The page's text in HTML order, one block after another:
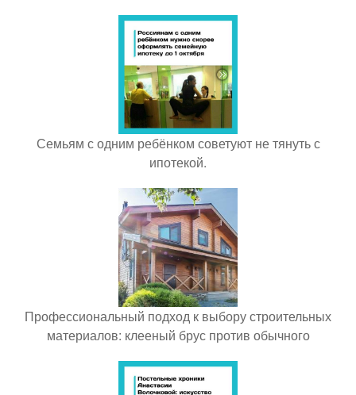
Семьям с одним ребёнком советуют не тянуть с
ипотекой.
Профессиональный подход к выбору строительных
материалов: клееный брус против обычного